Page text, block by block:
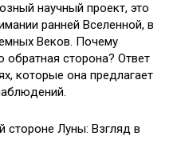
научный проект, это
ранней Вселенной, в
Веков. Почему
обратная сторона? Ответ
которые она предлагает